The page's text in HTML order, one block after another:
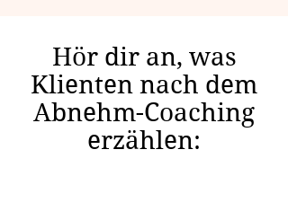
Hör dir an, was
Klienten nach dem
Abnehm-Coaching
erzählen: